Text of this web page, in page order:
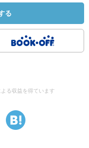
る
る収益を得ています